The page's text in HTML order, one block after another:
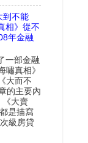
到不能
相》從不
年金融
一部金融
嘯真相》
大而不
的主要內
《大賣
是描寫
級房貸